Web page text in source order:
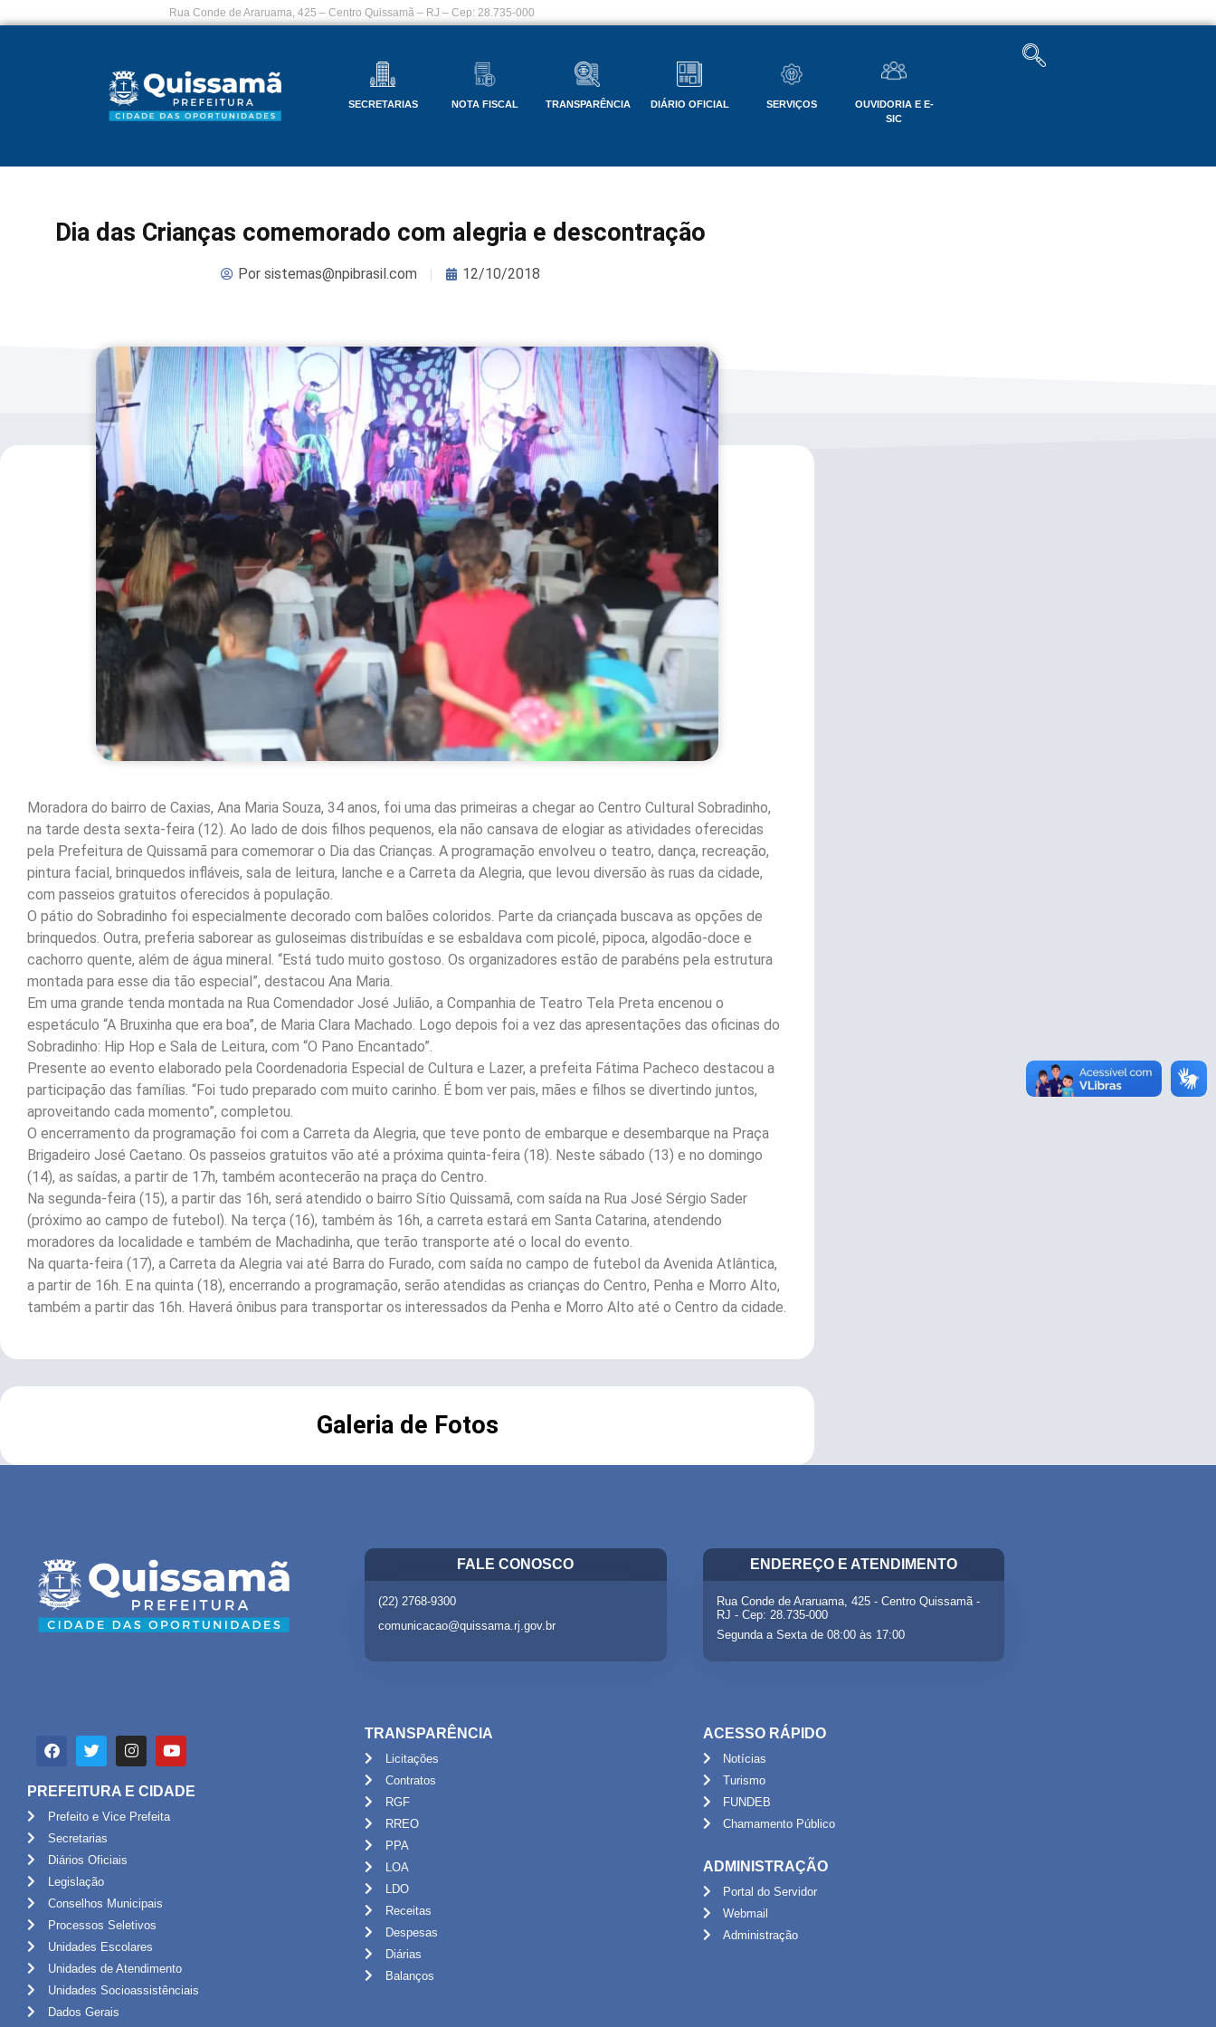
Rua Conde de Araruama, 425 – Centro Quissamã – RJ – Cep: 28.735-000
SECRETARIAS NOTA FISCAL TRANSPARÊNCIA DIÁRIO OFICIAL SERVIÇOS
OUVIDORIA E E-
SIC
Dia das Crianças comemorado com alegria e descontração
Porsistemas@npibrasil.com 12/10/2018
Moradora do bairro de Caxias, Ana Maria Souza, 34 anos, foi uma das primeiras a chegar ao Centro Cultural Sobradinho,
na tarde desta sexta-feira (12). Ao lado de dois filhos pequenos, ela não cansava de elogiar as atividades oferecidas
pela Prefeitura de Quissamã para comemorar o Dia das Crianças. A programação envolveu o teatro, dança, recreação,
pintura facial, brinquedos infláveis, sala de leitura, lanche e a Carreta da Alegria, que levou diversão às ruas da cidade,
com passeios gratuitos oferecidos à população.
O pátio do Sobradinho foi especialmente decorado com balões coloridos. Parte da criançada buscava as opções de
brinquedos. Outra, preferia saborear as guloseimas distribuídas e se esbaldava com picolé, pipoca, algodão-doce e
cachorro quente, além de água mineral. “Está tudo muito gostoso. Os organizadores estão de parabéns pela estrutura
montada para esse dia tão especial”, destacou Ana Maria.
Em uma grande tenda montada na Rua Comendador José Julião, a Companhia de Teatro Tela Preta encenou o
espetáculo “A Bruxinha que era boa”, de Maria Clara Machado. Logo depois foi a vez das apresentações das oficinas do
Sobradinho: Hip Hop e Sala de Leitura, com “O Pano Encantado”.
Presente ao evento elaborado pela Coordenadoria Especial de Cultura e Lazer, a prefeita Fátima Pacheco destacou a
participação das famílias. “Foi tudo preparado com muito carinho. É bom ver pais, mães e filhos se divertindo juntos,
aproveitando cada momento”, completou.
O encerramento da programação foi com a Carreta da Alegria, que teve ponto de embarque e desembarque na Praça
Brigadeiro José Caetano. Os passeios gratuitos vão até a próxima quinta-feira (18). Neste sábado (13) e no domingo
(14), as saídas, a partir de 17h, também acontecerão na praça do Centro.
Na segunda-feira (15), a partir das 16h, será atendido o bairro Sítio Quissamã, com saída na Rua José Sérgio Sader
(próximo ao campo de futebol). Na terça (16), também às 16h, a carreta estará em Santa Catarina, atendendo
moradores da localidade e também de Machadinha, que terão transporte até o local do evento.
Na quarta-feira (17), a Carreta da Alegria vai até Barra do Furado, com saída no campo de futebol da Avenida Atlântica,
a partir de 16h. E na quinta (18), encerrando a programação, serão atendidas as crianças do Centro, Penha e Morro Alto,
também a partir das 16h. Haverá ônibus para transportar os interessados da Penha e Morro Alto até o Centro da cidade.
Galeria de Fotos
FALE CONOSCO
(22) 2768-9300
comunicacao@quissama.rj.gov.br
ENDEREÇO E ATENDIMENTO
Rua Conde de Araruama, 425 - Centro Quissamã -
RJ - Cep: 28.735-000
Segunda a Sexta de 08:00 às 17:00
PREFEITURA E CIDADE
Prefeito e Vice Prefeita
Secretarias
Diários Oficiais
Legislação
Conselhos Municipais
Processos Seletivos
Unidades Escolares
Unidades de Atendimento
Unidades Socioassistênciais
Dados Gerais
TRANSPARÊNCIA
Licitações
Contratos
RGF
RREO
PPA
LOA
LDO
Receitas
Despesas
Diárias
Balanços
ACESSO RÁPIDO
Notícias
Turismo
FUNDEB
Chamamento Público
ADMINISTRAÇÃO
Portal do Servidor
Webmail
Administração